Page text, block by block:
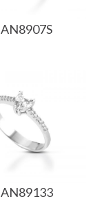
AN8907S
AN89133